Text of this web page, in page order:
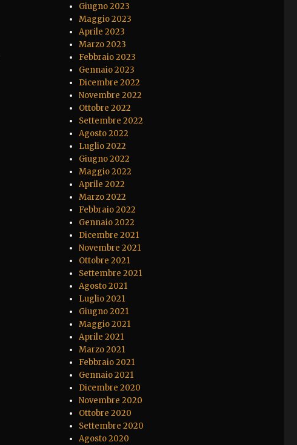
Giugno 2023
Maggio 2023
Aprile 2023
Marzo 2023
Febbraio 2023
Gennaio 2023
Dicembre 2022
Novembre 2022
Ottobre 2022
Settembre 2022
Agosto 2022
Luglio 2022
Giugno 2022
Maggio 2022
Aprile 2022
Marzo 2022
Febbraio 2022
Gennaio 2022
Dicembre 2021
Novembre 2021
Ottobre 2021
Settembre 2021
Agosto 2021
Luglio 2021
Giugno 2021
Maggio 2021
Aprile 2021
Marzo 2021
Febbraio 2021
Gennaio 2021
Dicembre 2020
Novembre 2020
Ottobre 2020
Settembre 2020
Agosto 2020